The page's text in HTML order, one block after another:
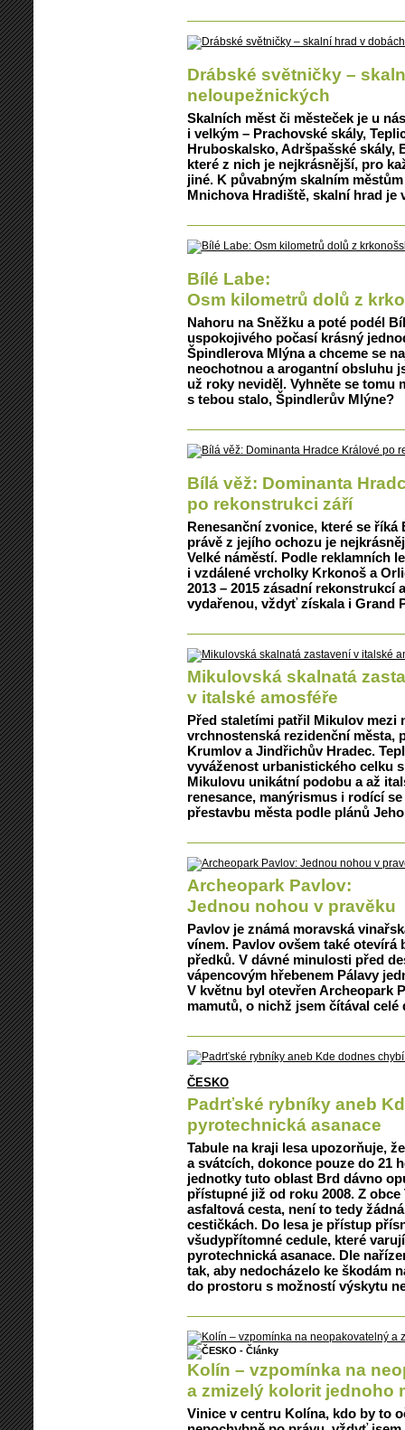
Drábské světničky –
neloupežnických
Skalních měst či městeček je u
i velkým – Prachovské skály,
Hruboskalsko, Adršpašské skály,
které z nich je nejkrásnější, pro
jiné. K půvabným skalním
Mnichova Hradiště, skalní hrad je
Bílé Labe:
Osm kilometrů dolů z
Nahoru na Sněžku a poté podél
uspokojivého počasí krásný
Špindlerova Mlýna a chceme se
neochotnou a arogantní obsluhu
už roky neviděl. Vyhněte se tomu
s tebou stalo, Špindlerův Mlýne?
Bílá věž: Dominanta
po rekonstrukci září
Renesanční zvonice, které se
právě z jejího ochozu je
Velké náměstí. Podle reklamních
i vzdálené vrcholky Krkonoš a
2013 – 2015 zásadní
vydařenou, vždyť získala i Grand
Mikulovská skalnatá
v italské amosféře
Před staletími patřil Mikulov mezi
vrchnostenská rezidenční města,
Krumlov a Jindřichův Hradec.
vyváženost urbanistického celku
Mikulovu unikátní podobu a až
renesance, manýrismus i rodící
přestavbu města podle plánů
Archeopark Pavlov:
Jednou nohou v pravěku
Pavlov je známá moravská
vínem. Pavlov ovšem také
předků. V dávné minulosti před
vápencovým hřebenem Pálavy
V květnu byl otevřen Archeopark
mamutů, o nichž jsem čítával
ČESKO
Padrťské rybníky aneb
pyrotechnická asanace
Tabule na kraji lesa upozorňuje,
a svátcích, dokonce pouze do 21
jednotky tuto oblast Brd dávno
přístupné již od roku 2008. Z
asfaltová cesta, není to tedy
cestičkách. Do lesa je přístup
všudypřítomné cedule, které
pyrotechnická asanace. Dle
tak, aby nedocházelo ke škodám
do prostoru s možností výskytu
Kolín – vzpomínka na
a zmizelý kolorit jednoho
Vinice v centru Kolína, kdo by to